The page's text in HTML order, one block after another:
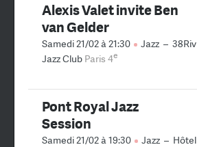
Alexis Valet invite Ben
van Gelder
Samedi 21/02 à 21:30 Jazz – 38Riv
Jazz Club Paris 4e
Pont Royal Jazz
Session
Samedi 21/02 à 19:30 Jazz – Hôtel